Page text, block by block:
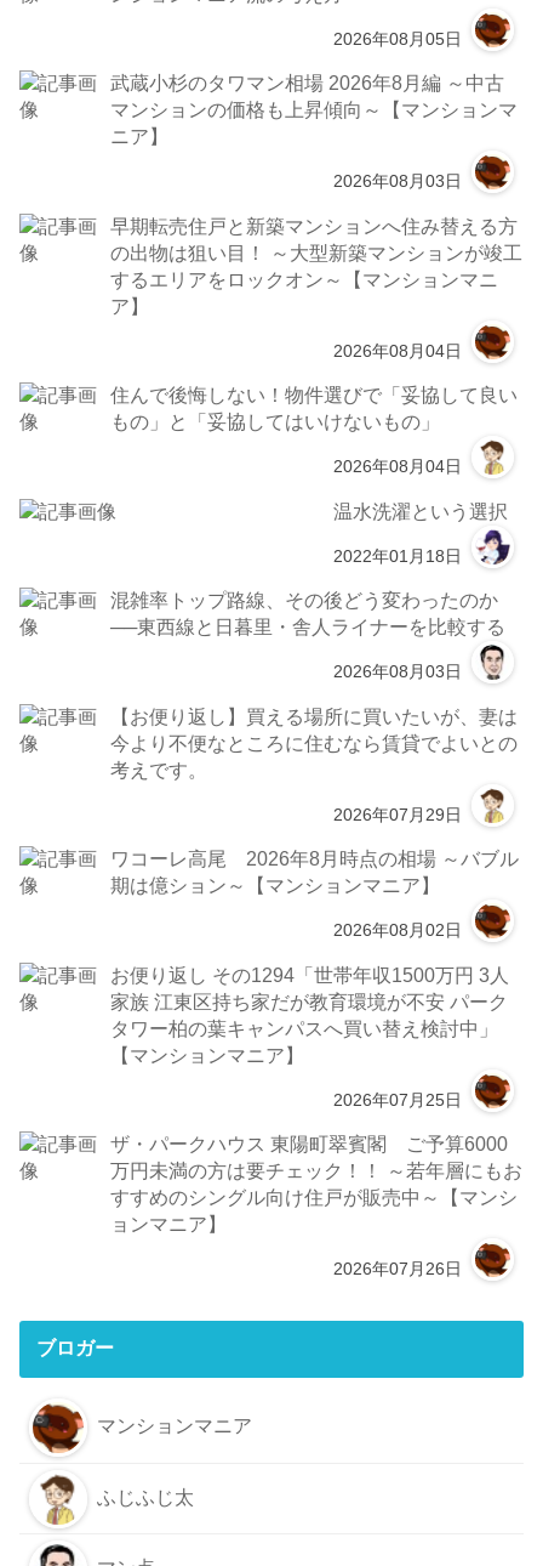
2026年08月05日
武蔵小杉のタワマン相場 2026年8月編 ～中古
マンションの価格も上昇傾向～【マンションマ
ニア】
2026年08月03日
早期転売住戸と新築マンションへ住み替える方
の出物は狙い目！ ～大型新築マンションが竣工
するエリアをロックオン～【マンションマニ
ア】
2026年08月04日
住んで後悔しない！物件選びで「妥協して良い
もの」と「妥協してはいけないもの」
2026年08月04日
温水洗濯という選択
2022年01月18日
混雑率トップ路線、その後どう変わったのか
──東西線と日暮里・舎人ライナーを比較する
2026年08月03日
【お便り返し】買える場所に買いたいが、妻は
今より不便なところに住むなら賃貸でよいとの
考えです。
2026年07月29日
ワコーレ高尾 2026年8月時点の相場 ～バブル
期は億ション～【マンションマニア】
2026年08月02日
お便り返し その1294「世帯年収1500万円 3人
家族 江東区持ち家だが教育環境が不安 パーク
タワー柏の葉キャンパスへ買い替え検討中」
【マンションマニア】
2026年07月25日
ザ・パークハウス 東陽町翠賓閣 ご予算6000
万円未満の方は要チェック！！ ～若年層にもお
すすめのシングル向け住戸が販売中～【マンシ
ョンマニア】
2026年07月26日
ブロガー
マンションマニア
ふじふじ太